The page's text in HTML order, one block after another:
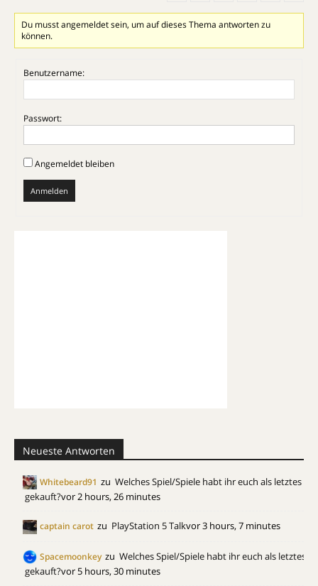
Du musst angemeldet sein, um auf dieses Thema antworten zu
können.
Benutzername:
Passwort:
Angemeldet bleiben
Anmelden
Neueste Antworten
Whitebeard91 zu Welches Spiel/Spiele habt ihr euch als letztes
gekauft?vor 2 hours, 26 minutes
captain carot zu PlayStation 5 Talkvor 3 hours, 7 minutes
Spacemoonkey zu Welches Spiel/Spiele habt ihr euch als letztes
gekauft?vor 5 hours, 30 minutes